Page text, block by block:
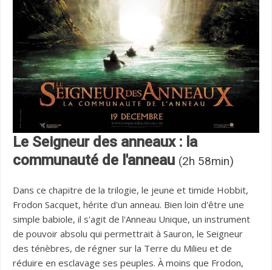
Le Seigneur des anneaux : la
communauté de l'anneau (2h 58min)
Dans ce chapitre de la trilogie, le jeune et timide Hobbit,
Frodon Sacquet, hérite d'un anneau. Bien loin d'être une
simple babiole, il s'agit de l'Anneau Unique, un instrument
de pouvoir absolu qui permettrait à Sauron, le Seigneur
des ténèbres, de régner sur la Terre du Milieu et de
réduire en esclavage ses peuples. À moins que Frodon,